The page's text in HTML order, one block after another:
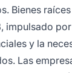
Bienes
impulsado
y la
Las